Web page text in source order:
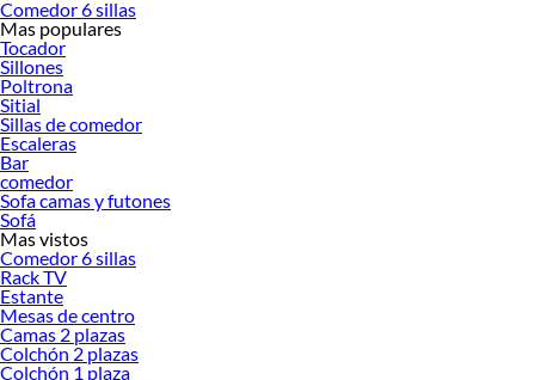
Peso promedio
Espacio requerido
Nivel de comodidad
Rango de precios
(CLP)
Comedor 6 sillas
Mas populares
Tocador
Sillones
Poltrona
Sitial
Sillas de comedor
Escaleras
Bar
comedor
Sofa camas y futones
Sofá
Mas vistos
Comedor 6 sillas
Rack TV
Estante
Mesas de centro
Camas 2 plazas
Colchón 2 plazas
Colchón 1 plaza